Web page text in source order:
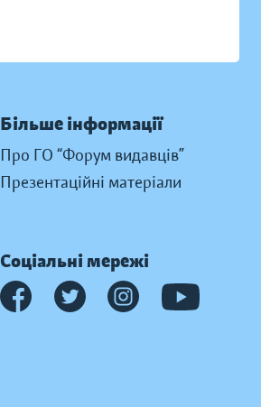
Більше інформації
Про ГО “Форум видавців”
Презентаційні матеріали
Соціальні мережі